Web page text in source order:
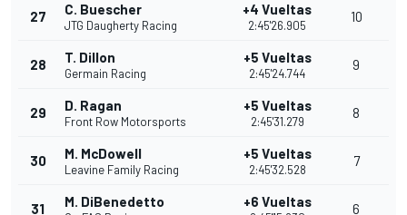
27 C. Buescher
JTG Daugherty Racing
+4 Vueltas
2:45'26.905
10
28 T. Dillon
Germain Racing
+5 Vueltas
2:45'24.744
9
29 D. Ragan
Front Row Motorsports
+5 Vueltas
2:45'31.279
8
30 M. McDowell
Leavine Family Racing
+5 Vueltas
2:45'32.528
7
31 M. DiBenedetto +6 Vueltas 6